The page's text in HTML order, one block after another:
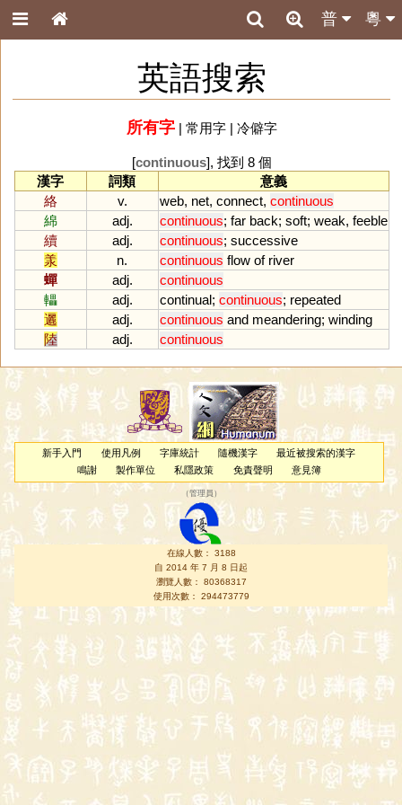
粵
普
英語搜索
所有字| 常用字| 冷僻字
[continuous], 找到 8 個
漢字
詞類
意義
絡
v. web, net, connect, continuous
綿
adj. continuous; far back; soft; weak, feeble
續
adj. continuous; successive
羕
n. continuous flow of river
蟬
adj.
continuous
轠
adj. continual; continuous; repeated
邐
adj. continuous and meandering; winding
陸
adj. continuous
新手入門 使用凡例 字庫統計 隨機漢字
最近被搜索的漢字
鳴謝
製作單位 私隱政策 免責聲明 意見簿
（管理員 ）
在線人數： 3188
自 2014 年 7 月 8 日起
瀏覽人數： 80368317
使用次數： 294473779